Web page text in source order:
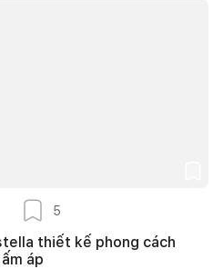
5
thiết kế phong cách
áp